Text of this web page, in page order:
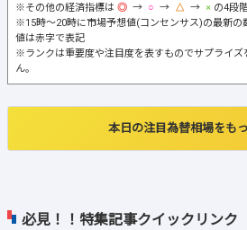
必見！！特集記事クイックリンク
※その他の経済指標は
→ → →
の4段
※15時～20時に市場予想値(コンセンサス)の最新の
値は赤字で表記
※ランクは重要度や注目度を表すものでサプライズ
ん。
本日の注目為替相場をも